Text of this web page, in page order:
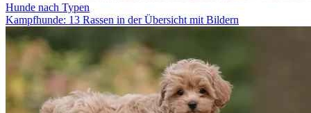
Hunde nach Typen
Kampfhunde: 13 Rassen in der Übersicht mit Bildern